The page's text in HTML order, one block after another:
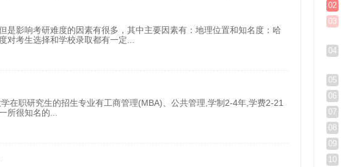
影响考研难度的因素有很多，其中主要因素有：地理位置和知名度：哈
对考生选择和学校录取都有一定
在职研究生的招生专业有工商管理(MBA)、公共管理,学制2-4年,学费2-21
所很知名的
02
03
04
05
06
07
08
09
10